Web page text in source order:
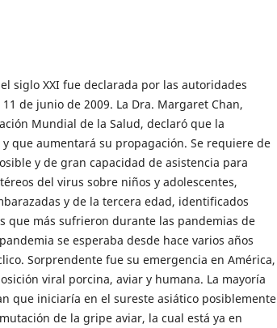
siglo XXI fue declarada por las autoridades
de junio de 2009. La Dra. Margaret Chan,
Mundial de la Salud, declaró que la
que aumentará su propagación. Se requiere de
y de gran capacidad de asistencia para
del virus sobre niños y adolescentes,
y de la tercera edad, identificados
que más sufrieron durante las pandemias de
se esperaba desde hace varios años
Sorprendente fue su emergencia en América,
viral porcina, aviar y humana. La mayoría
que iniciaría en el sureste asiático posiblemente
de la gripe aviar, la cual está ya en